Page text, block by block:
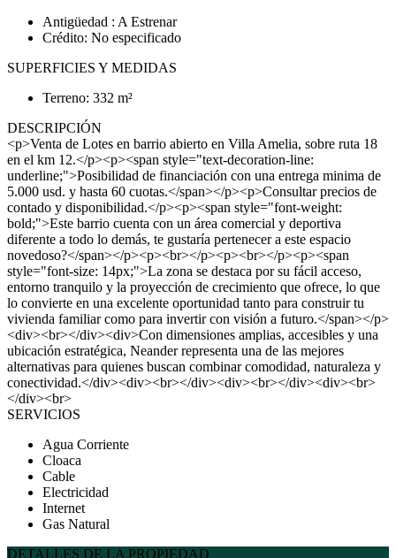
Antigüedad : A Estrenar
Crédito: No especificado
SUPERFICIES Y MEDIDAS
Terreno: 332 m²
DESCRIPCIÓN
<p>Venta de Lotes en barrio abierto en Villa Amelia, sobre ruta 18
en el km 12.</p><p><span style="text-decoration-line:
underline;">Posibilidad de financiación con una entrega minima de
5.000 usd. y hasta 60 cuotas.</span></p><p>Consultar precios de
contado y disponibilidad.</p><p><span style="font-weight:
bold;">Este barrio cuenta con un área comercial y deportiva
diferente a todo lo demás, te gustaría pertenecer a este espacio
novedoso?</span></p><p><br></p><p><br></p><p><span
style="font-size: 14px;">La zona se destaca por su fácil acceso,
entorno tranquilo y la proyección de crecimiento que ofrece, lo que
lo convierte en una excelente oportunidad tanto para construir tu
vivienda familiar como para invertir con visión a futuro.</span></p>
<div><br></div><div>Con dimensiones amplias, accesibles y una
ubicación estratégica, Neander representa una de las mejores
alternativas para quienes buscan combinar comodidad, naturaleza y
conectividad.</div><div><br></div><div><br></div><div><br>
</div><br>
SERVICIOS
Agua Corriente
Cloaca
Cable
Electricidad
Internet
Gas Natural
DETALLES DE LA PROPIEDAD